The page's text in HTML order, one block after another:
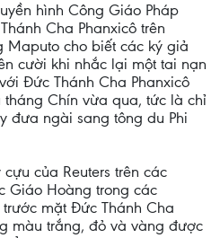
hình Công Giáo Pháp
Cha Phanxicô trên
Maputo cho biết các ký giả
cười khi nhắc lại một tai nạn
Đức Thánh Cha Phanxicô
Chín vừa qua, tức là chỉ
đưa ngài sang tông du Phi
của Reuters trên các
Giáo Hoàng trong các
mặt Đức Thánh Cha
màu trắng, đỏ và vàng được